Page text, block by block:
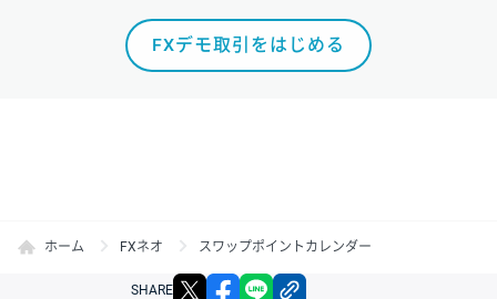
FXデモ取引をはじめる
ホーム FXネオ スワップポイントカレンダー
SHARE X facebook